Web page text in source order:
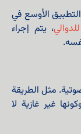
التطبيق الأوسع في
، يتم إجراء
مثل الطريقة
غير غازية لا